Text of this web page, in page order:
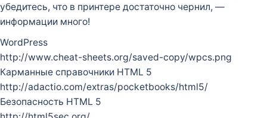
убедитесь, что в принтере достаточно чернил, —
информации много!
WordPress
http://www.cheat-sheets.org/saved-copy/wpcs.png
Карманные справочники HTML 5
http://adactio.com/extras/pocketbooks/html5/
Безопасность HTML 5